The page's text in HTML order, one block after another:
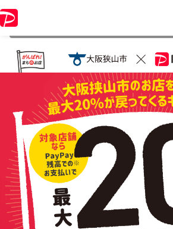
の情報はキャンペーン終了時点のものになります